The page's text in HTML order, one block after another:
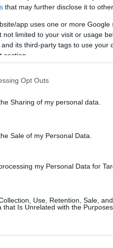
that may further disclose it to
app uses one or more
not limited to your visit or usage
its third-party tags to use your
section.
Opt Outs
Sharing of my personal data.
Sale of my Personal Data.
my Personal Data for
Use, Retention, Sale,
that Is Unrelated with the
SÜTI